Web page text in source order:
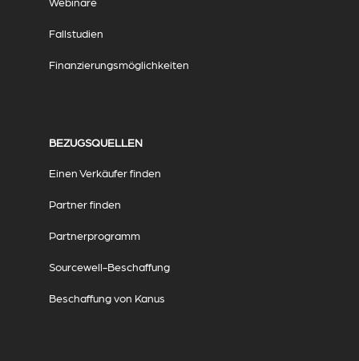
Fallstudien
Finanzierungsmöglichkeiten
BEZUGSQUELLEN
Einen Verkäufer finden
Partner finden
Partnerprogramm
Sourcewell-Beschaffung
Beschaffung von Kanus